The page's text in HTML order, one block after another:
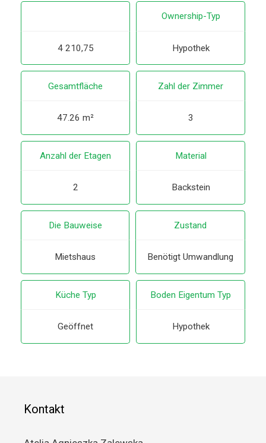
4 210,75
Ownership-Typ
Hypothek
Gesamtfläche
47.26 m²
Zahl der Zimmer
3
Anzahl der Etagen
2
Material
Backstein
Die Bauweise
Mietshaus
Zustand
Benötigt Umwandlung
Küche Typ
Geöffnet
Boden Eigentum Typ
Hypothek
Kontakt